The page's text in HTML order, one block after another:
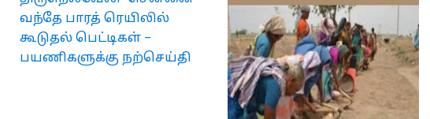
வந்தே பாரத் ரெயிலில்
கூடுதல் பெட்டிகள் –
பயணிகளுக்கு நற்செய்தி